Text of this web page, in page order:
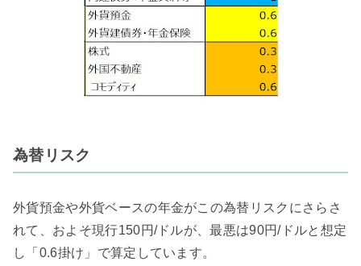
為替リスク
外貨預金や外貨ベースの年金がこの為替リスクにさらさ
れて、およそ現行150円/ドルが、最悪は90円/ドルと想定
し「0.6掛け」で算定しています。